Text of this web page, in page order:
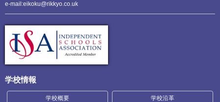
e-mail:eikoku@rikkyo.co.uk
学校情報
学校概要 学校沿革